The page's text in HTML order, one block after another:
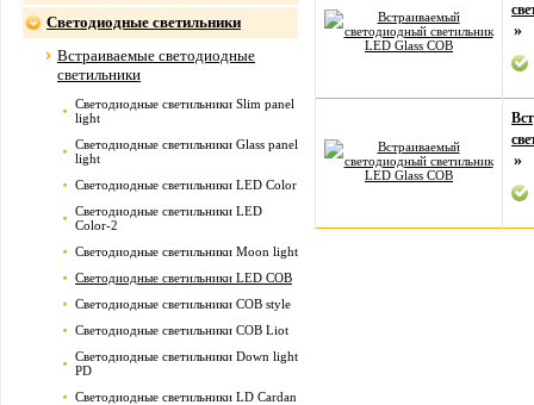
Светодиодные светильники
Встраиваемые светодиодные
светильники
Светодиодные светильники Slim panel
light
Светодиодные светильники Glass panel
light
Светодиодные светильники LED Color
Светодиодные светильники LED
Color-2
Светодиодные светильники Moon light
Светодиодные светильники LED COB
Светодиодные светильники COB style
Светодиодные светильники COB Liot
Светодиодные светильники Down light
PD
Светодиодные светильники LD Cardan
»
»